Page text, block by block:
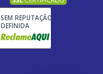
SEM REPUTAÇÃO
DEFINIDA